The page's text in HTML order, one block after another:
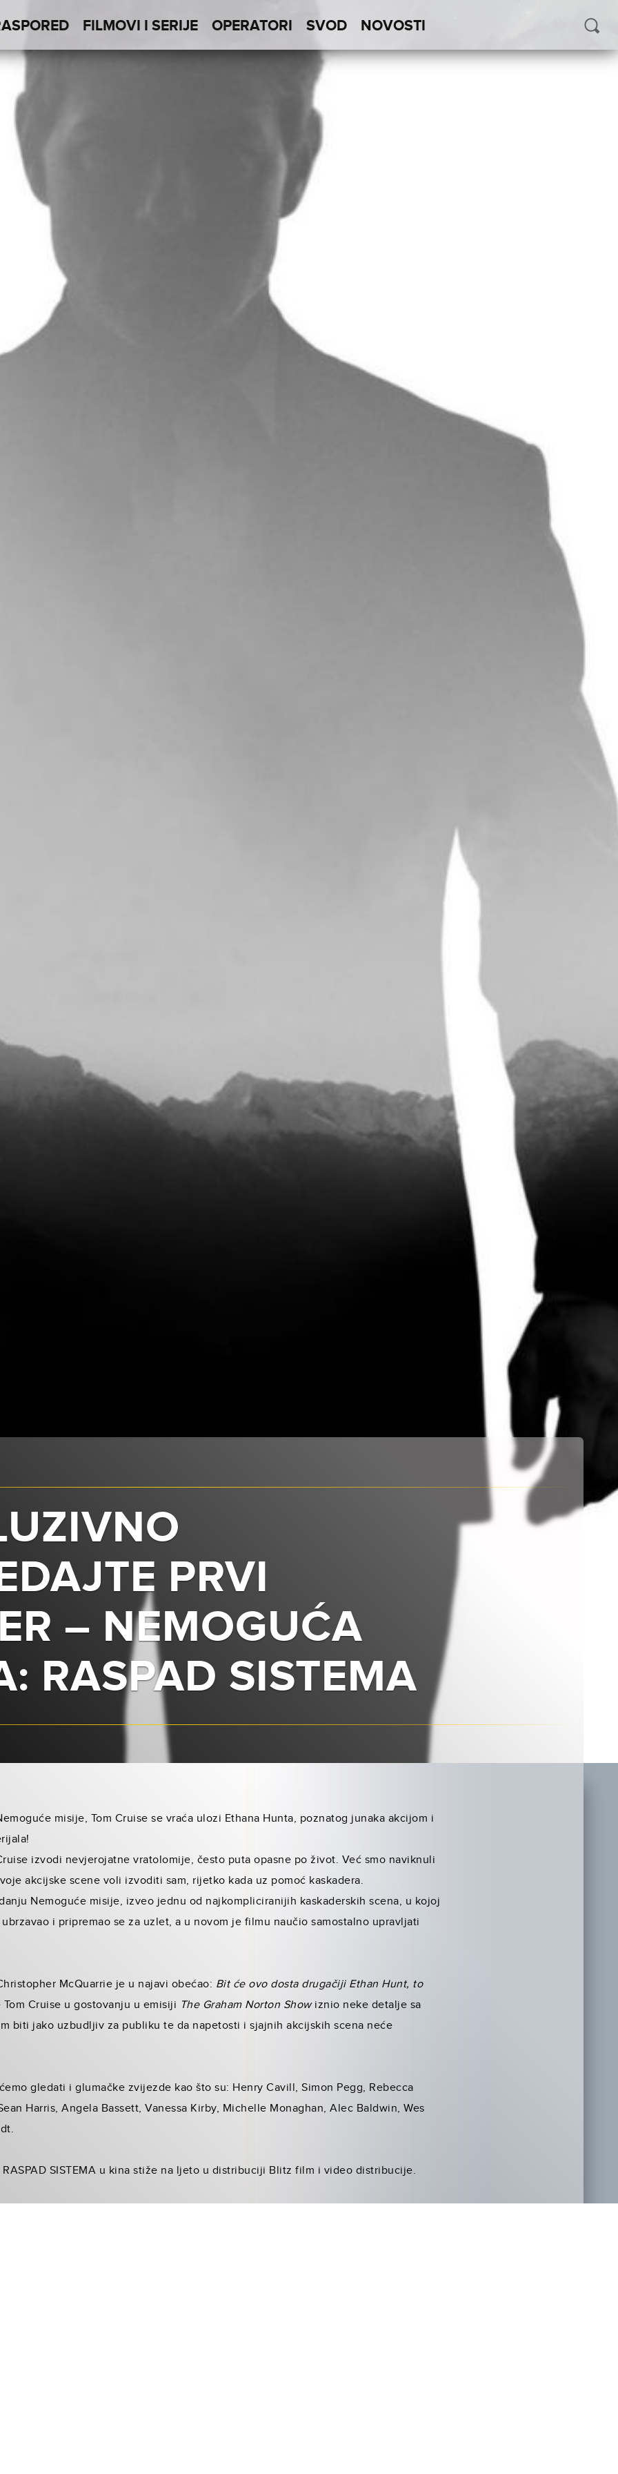
FILMOVI I SERIJE OPERATORI SVOD NOVOSTI
PRVI
– NEMOGUĆA
RASPAD SISTEMA
misije, Tom Cruise se vraća ulozi Ethana Hunta, poznatog junaka akcijom i
izvodi nevjerojatne vratolomije, često puta opasne po život. Već smo naviknuli
akcijske scene voli izvoditi sam, rijetko kada uz pomoć kaskadera.
Nemoguće misije, izveo jednu od najkompliciranijih kaskaderskih scena, u kojoj
i pripremao se za uzlet, a u novom je filmu naučio samostalno upravljati
McQuarrie je u najavi obećao: Bit će ovo dosta drugačiji Ethan Hunt, to
Tom Cruise u gostovanju u emisiji The Graham Norton Showiznio neke detalje sa
biti jako uzbudljiv za publiku te da napetosti i sjajnih akcijskih scena neće
gledati i glumačke zvijezde kao što su: Henry Cavill, Simon Pegg, Rebecca
Harris, Angela Bassett, Vanessa Kirby, Michelle Monaghan, Alec Baldwin, Wes
RASPAD SISTEMA u kina stiže na ljeto u distribuciji Blitz film i video distribucije.